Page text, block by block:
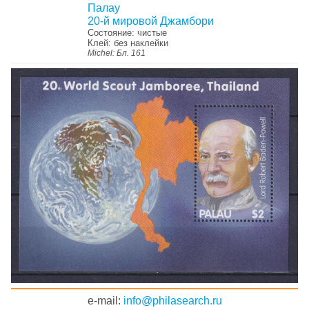
Палау
20-й мировой Джамбори
Состояние: чистые
Клей: без наклейки
Michel: Бл. 161
e-mail: info@philasearch.ru